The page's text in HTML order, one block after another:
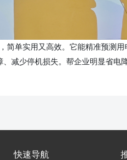
简单实用又高效。它能精准预测
、减少停机损失。帮企业明显省
快速导航